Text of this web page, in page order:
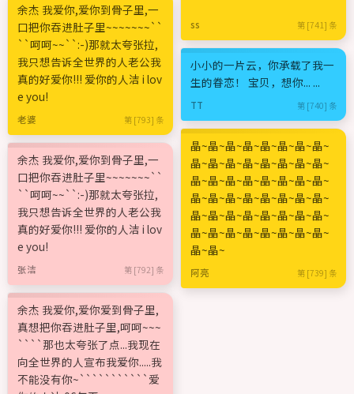
余杰 我爱你,爱你到骨子里,一
口把你吞进肚子里~~~~~~~``
``呵呵~~``:-)那就太夸张拉,
我只想告诉全世界的人老公我
真的好爱你!!! 爱你的人洁 i lov
e you!
老婆 第 [793] 条
余杰 我爱你,爱你到骨子里,一
口把你吞进肚子里~~~~~~~``
``呵呵~~``:-)那就太夸张拉,
我只想告诉全世界的人老公我
真的好爱你!!! 爱你的人洁 i lov
e you!
张洁 第 [792] 条
余杰 我爱你,爱你爱到骨子里,
真想把你吞进肚子里,呵呵~~~
````那也太夸张了点...我现在
向全世界的人宣布我爱你.....我
不能没有你~```````````爱
ss 第 [741] 条
小小的一片云，你承载了我一
生的眷恋！ 宝贝，想你... ...
TT 第 [740] 条
晶~晶~晶~晶~晶~晶~晶~晶~
晶~晶~晶~晶~晶~晶~晶~晶~
晶~晶~晶~晶~晶~晶~晶~晶~
晶~晶~晶~晶~晶~晶~晶~晶~
晶~晶~晶~晶~晶~晶~晶~晶~
晶~晶~晶~晶~晶~晶~晶~晶~
晶~晶~
阿亮 第 [739] 条